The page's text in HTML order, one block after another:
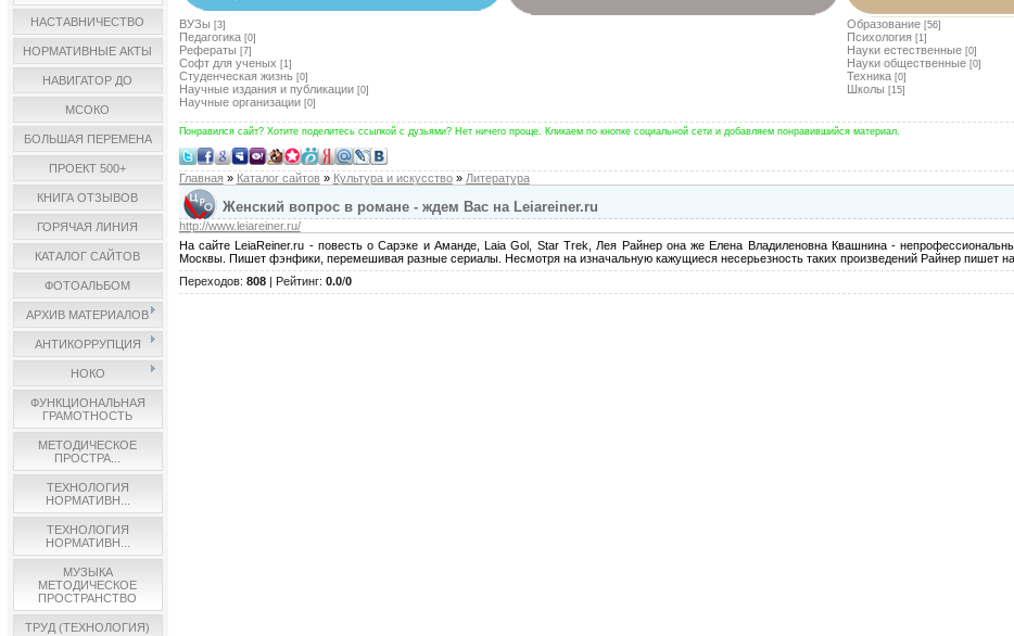
НАСТАВНИЧЕСТВО
НОРМАТИВНЫЕ АКТЫ
НАВИГАТОР ДО
МСОКО
БОЛЬШАЯ ПЕРЕМЕНА
ПРОЕКТ 500+
КНИГА ОТЗЫВОВ
ГОРЯЧАЯ ЛИНИЯ
КАТАЛОГ САЙТОВ
ФОТОАЛЬБОМ
АРХИВ МАТЕРИАЛОВ
АНТИКОРРУПЦИЯ
НОКО
ФУНКЦИОНАЛЬНАЯ
ГРАМОТНОСТЬ
МЕТОДИЧЕСКОЕ
ПРОСТРА...
ТЕХНОЛОГИЯ
НОРМАТИВН...
ТЕХНОЛОГИЯ
НОРМАТИВН...
МУЗЫКА
МЕТОДИЧЕСКОЕ
ПРОСТРАНСТВО
ТРУД (ТЕХНОЛОГИЯ)
ВУЗы [3] Образование [56]
Педагогика [0] Психология [1]
Рефераты [7] Науки естественные [0]
Софт для ученых [1] Науки общественные [0]
Студенческая жизнь [0] Техника [0]
Научные издания и публикации [0] Школы [15]
Научные организации [0]
Понравился сайт? Хотите поделитесь ссылкой с дузьями? Нет ничего проще. Кликаем по кнопке социальной сети и добавляем понравившийся материал.
Главная » Каталог сайтов» Культура и искусство» Литература
Женский вопрос в романе - ждем Вас на Leiareiner.ru
http://www.leiareiner.ru/
На сайте LeiaReiner.ru - повесть о Сарэке и Аманде, Laia Gol, Star Trek, Лея Райнер она же Елена Владиленовна Квашнина -
Москвы. Пишет фэнфики, перемешивая разные сериалы. Несмотря на изначальную кажущиеся несерьезность таких произведений Райнер пишет
Переходов: 808| Рейтинг: 0.0/0